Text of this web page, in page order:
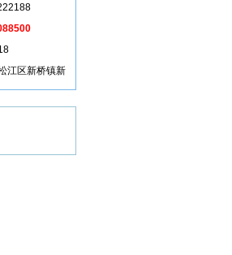
江区新桥镇新